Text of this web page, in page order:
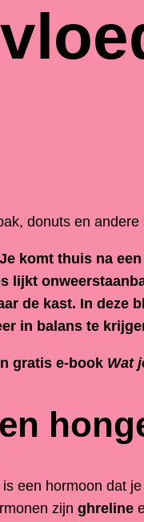
komt thuis na
lijkt
de kast. In deze
in balans te
gratis e-book Wat
een hormoon dat
zijn ghreline